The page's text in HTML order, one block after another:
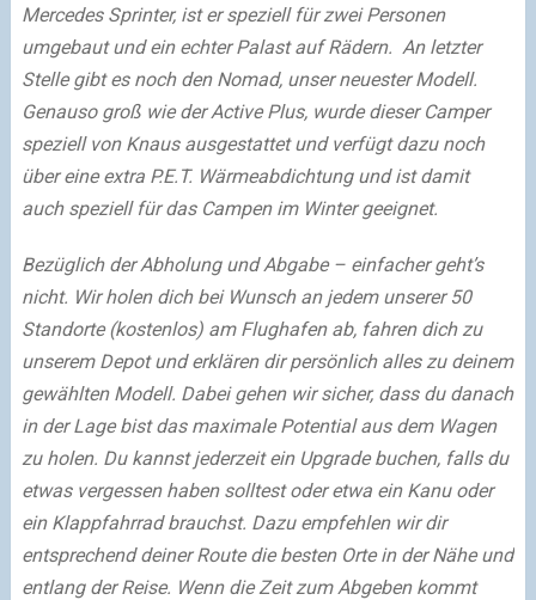
Mercedes Sprinter, ist er speziell für zwei Personen
umgebaut und ein echter Palast auf Rädern. An letzter
Stelle gibt es noch den Nomad, unser neuester Modell.
Genauso groß wie der Active Plus, wurde dieser Camper
speziell von Knaus ausgestattet und verfügt dazu noch
über eine extra P.E.T. Wärmeabdichtung und ist damit
auch speziell für das Campen im Winter geeignet.
Bezüglich der Abholung und Abgabe – einfacher geht’s
nicht. Wir holen dich bei Wunsch an jedem unserer 50
Standorte (kostenlos) am Flughafen ab, fahren dich zu
unserem Depot und erklären dir persönlich alles zu deinem
gewählten Modell. Dabei gehen wir sicher, dass du danach
in der Lage bist das maximale Potential aus dem Wagen
zu holen. Du kannst jederzeit ein Upgrade buchen, falls du
etwas vergessen haben solltest oder etwa ein Kanu oder
ein Klappfahrrad brauchst. Dazu empfehlen wir dir
entsprechend deiner Route die besten Orte in der Nähe und
entlang der Reise. Wenn die Zeit zum Abgeben kommt